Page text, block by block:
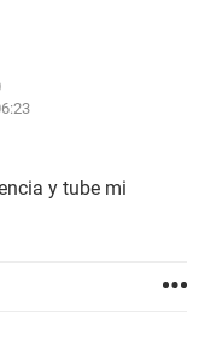
y tube mi